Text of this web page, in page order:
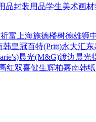
品封装用品学生美术画材
富 上海施德楼树德雄狮
韩皇冠百特(Pritt)永大汇东
晨光(M&G)渡边 晨光
红双喜健生辉柏嘉南韩